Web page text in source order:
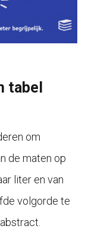
tabel
om
de maten op
liter en van
volgorde te